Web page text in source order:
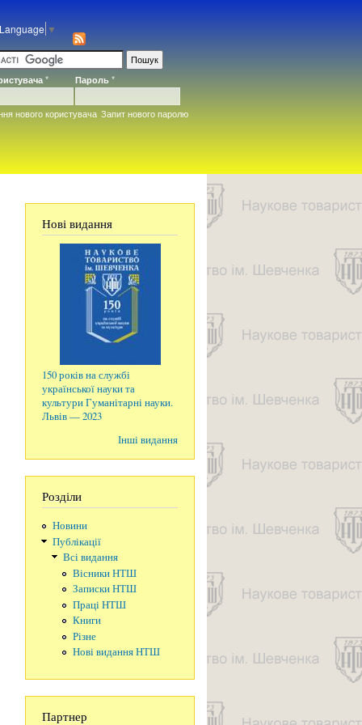
▼
* Пароль*
нового користувача Запит нового паролю
Нові видання
150 років на службі
української науки та
культури Гуманітарні науки.
Львів — 2023
Інші видання
Розділи
Новини
Публікації
Всі видання
Вісники НТШ
Записки НТШ
Праці НТШ
Книги
Різне
Нові видання НТШ
Партнер